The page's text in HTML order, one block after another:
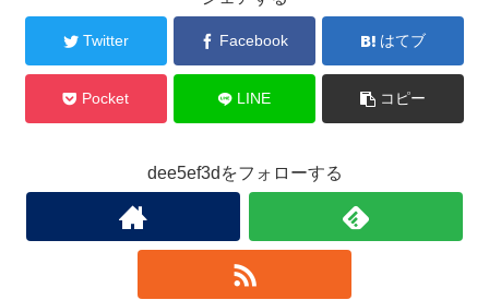
Twitter Facebook はてブ
Pocket LINE コピー
dee5ef3dをフォローする